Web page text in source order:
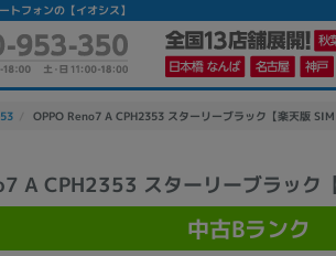
フォンの【イオシス】
OPPO Reno7 A CPH2353 スターリーブラック【楽天版
A CPH2353 スターリーブラック
中古Bランク
かんたんパソコン検索に切り替える